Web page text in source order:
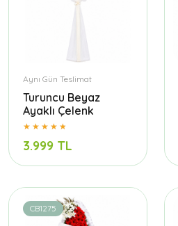
Aynı Gün Teslimat
Turuncu Beyaz
Ayaklı Çelenk
3.999 TL
CB1275